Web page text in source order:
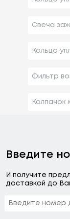
Свеча
Кольцо
Фильтр
Колпачок
Введите
И получите
доставкой до